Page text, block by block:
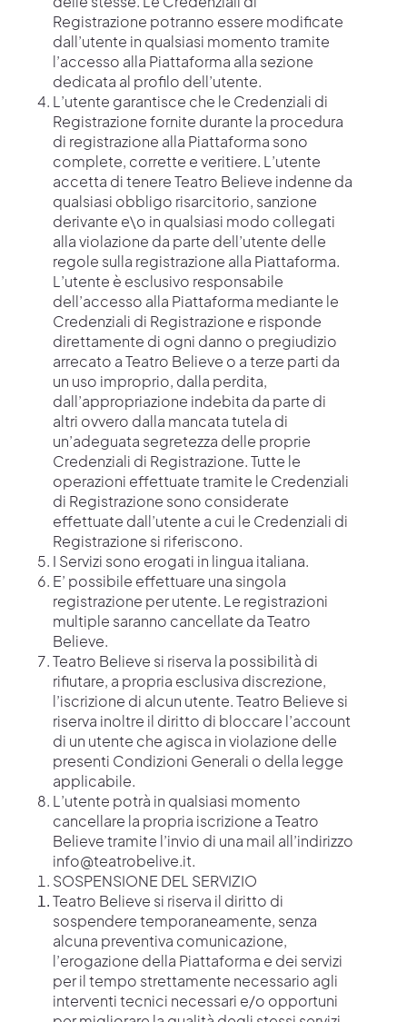
Registrazione potranno essere modificate
dall’utente in qualsiasi momento tramite
l’accesso alla Piattaforma alla sezione
dedicata al profilo dell’utente.
L’utente garantisce che le Credenziali di
Registrazione fornite durante la procedura
di registrazione alla Piattaforma sono
complete, corrette e veritiere. L’utente
accetta di tenere Teatro Believe indenne da
qualsiasi obbligo risarcitorio, sanzione
derivante e\o in qualsiasi modo collegati
alla violazione da parte dell’utente delle
regole sulla registrazione alla Piattaforma.
L’utente è esclusivo responsabile
dell’accesso alla Piattaforma mediante le
Credenziali di Registrazione e risponde
direttamente di ogni danno o pregiudizio
arrecato a Teatro Believe o a terze parti da
un uso improprio, dalla perdita,
dall’appropriazione indebita da parte di
altri ovvero dalla mancata tutela di
un’adeguata segretezza delle proprie
Credenziali di Registrazione. Tutte le
operazioni effettuate tramite le Credenziali
di Registrazione sono considerate
effettuate dall’utente a cui le Credenziali di
Registrazione si riferiscono.
I Servizi sono erogati in lingua italiana.
E’ possibile effettuare una singola
registrazione per utente. Le registrazioni
multiple saranno cancellate da Teatro
Believe.
Teatro Believe si riserva la possibilità di
rifiutare, a propria esclusiva discrezione,
l’iscrizione di alcun utente. Teatro Believe si
riserva inoltre il diritto di bloccare l’account
di un utente che agisca in violazione delle
presenti Condizioni Generali o della legge
applicabile.
L’utente potrà in qualsiasi momento
cancellare la propria iscrizione a Teatro
Believe tramite l’invio di una mail all’indirizzo
info@teatrobelive.it.
SOSPENSIONE DEL SERVIZIO
Teatro Believe si riserva il diritto di
sospendere temporaneamente, senza
alcuna preventiva comunicazione,
l’erogazione della Piattaforma e dei servizi
per il tempo strettamente necessario agli
interventi tecnici necessari e/o opportuni